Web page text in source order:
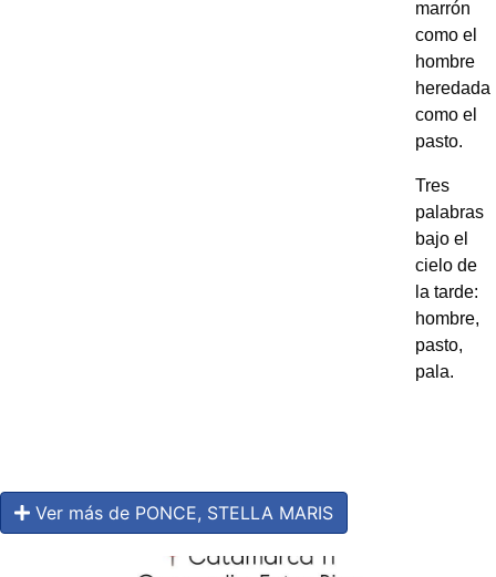
marrón
como el
hombre
heredada
como el
pasto.
Tres
palabras
bajo el
cielo de
la tarde:
hombre,
pasto,
pala.
Ver más de PONCE, STELLA MARIS